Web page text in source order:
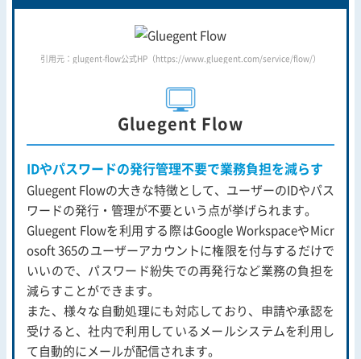
引用元：glugent-flow公式HP（https://www.gluegent.com/service/flow/）
Gluegent Flow
IDやパスワードの発行管理不要で業務負担を減らす
Gluegent Flowの大きな特徴として、ユーザーのIDやパス
ワードの発行・管理が不要という点が挙げられます。
Gluegent Flowを利用する際はGoogle WorkspaceやMicr
osoft 365のユーザーアカウントに権限を付与するだけで
いいので、パスワード紛失での再発行など業務の負担を
減らすことができます。
また、様々な自動処理にも対応しており、申請や承認を
受けると、社内で利用しているメールシステムを利用し
て自動的にメールが配信されます。